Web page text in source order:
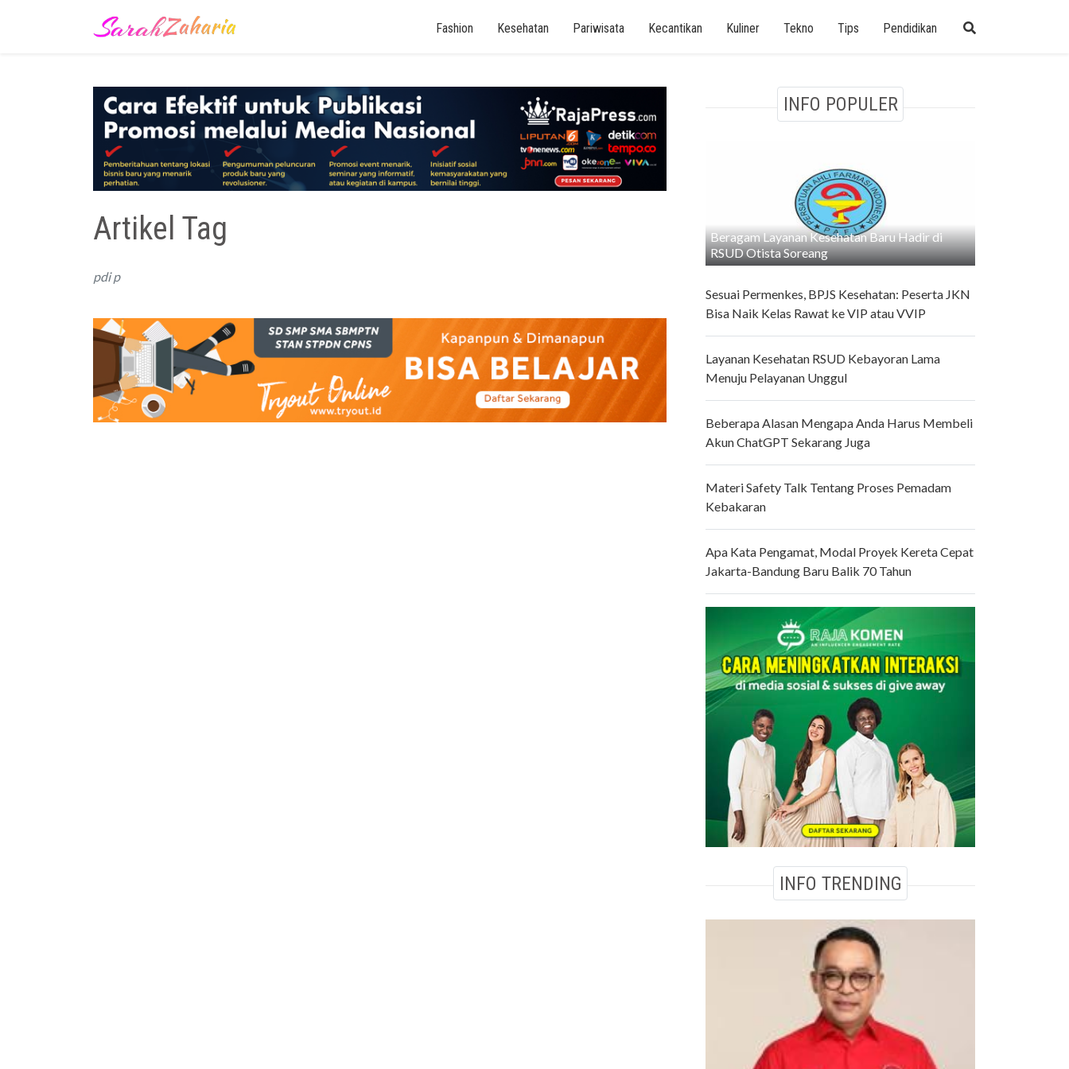
Fashion Kesehatan Pariwisata Kecantikan Kuliner Tekno Tips Pendidikan
Artikel Tag
pdi p
INFO POPULER
Beragam Layanan Kesehatan Baru Hadir di
RSUD Otista Soreang
Sesuai Permenkes, BPJS Kesehatan: Peserta JKN
Bisa Naik Kelas Rawat ke VIP atau VVIP
Layanan Kesehatan RSUD Kebayoran Lama
Menuju Pelayanan Unggul
Beberapa Alasan Mengapa Anda Harus Membeli
Akun ChatGPT Sekarang Juga
Materi Safety Talk Tentang Proses Pemadam
Kebakaran
Apa Kata Pengamat, Modal Proyek Kereta Cepat
Jakarta-Bandung Baru Balik 70 Tahun
INFO TRENDING